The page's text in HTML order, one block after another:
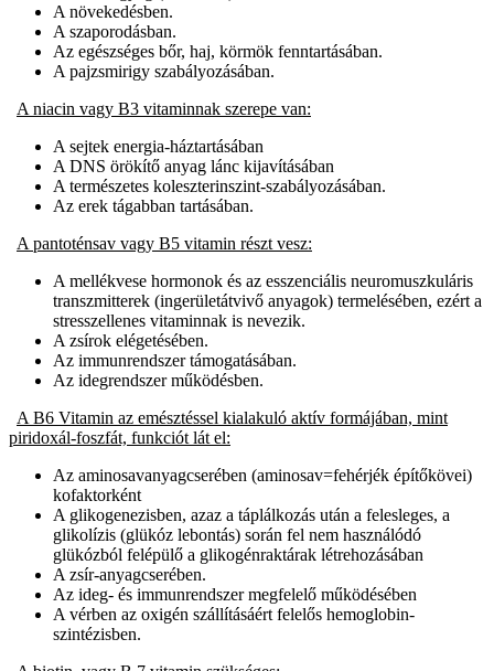
A növekedésben.
A szaporodásban.
Az egészséges bőr, haj, körmök fenntartásában.
A pajzsmirigy szabályozásában.
A niacin vagy B3 vitaminnak szerepe van:
A sejtek energia-háztartásában
A DNS örökítő anyag lánc kijavításában
A természetes koleszterinszint-szabályozásában.
Az erek tágabban tartásában.
A pantoténsav vagy B5 vitamin részt vesz:
A mellékvese hormonok és az esszenciális neuromuszkuláris
transzmitterek (ingerületátvivő anyagok) termelésében, ezért a
stresszellenes vitaminnak is nevezik.
A zsírok elégetésében.
Az immunrendszer támogatásában.
Az idegrendszer működésben.
A B6 Vitamin az emésztéssel kialakuló aktív formájában, mint
piridoxál-foszfát, funkciót lát el:
Az aminosavanyagcserében (aminosav=fehérjék építőkövei)
kofaktorként
A glikogenezisben, azaz a táplálkozás után a felesleges, a
glikolízis (glükóz lebontás) során fel nem használódó
glükózból felépülő a glikogénraktárak létrehozásában
A zsír-anyagcserében.
Az ideg- és immunrendszer megfelelő működésében
A vérben az oxigén szállításáért felelős hemoglobin-
szintézisben.